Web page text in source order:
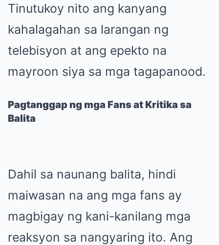
Tinutukoy nito ang kanyang
kahalagahan sa larangan ng
telebisyon at ang epekto na
mayroon siya sa mga tagapanood.
Pagtanggap ng mga Fans at Kritika sa
Balita
Dahil sa naunang balita, hindi
maiwasan na ang mga fans ay
magbigay ng kani-kanilang mga
reaksyon sa nangyaring ito. Ang